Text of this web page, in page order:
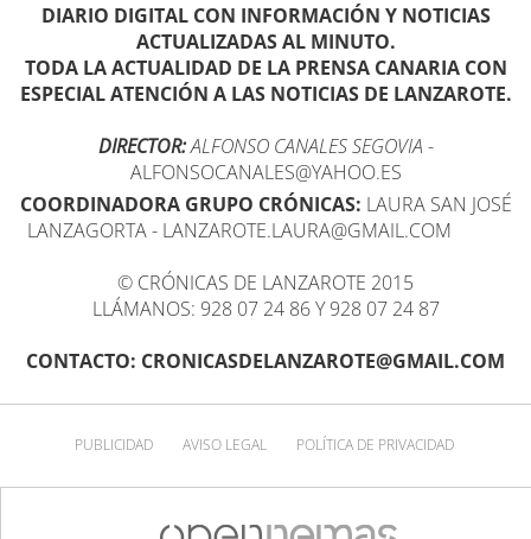
DIARIO DIGITAL CON INFORMACIÓN Y NOTICIAS
ACTUALIZADAS AL MINUTO.
TODA LA ACTUALIDAD DE LA PRENSA CANARIA CON
ESPECIAL ATENCIÓN A LAS NOTICIAS DE LANZAROTE.
DIRECTOR:ALFONSO CANALES SEGOVIA -
ALFONSOCANALES@YAHOO.ES
COORDINADORA GRUPO CRÓNICAS: LAURA SAN JOSÉ
LANZAGORTA - LANZAROTE.LAURA@GMAIL.COM
© CRÓNICAS DE LANZAROTE 2015
LLÁMANOS: 928 07 24 86 Y 928 07 24 87
CONTACTO: CRONICASDELANZAROTE@GMAIL.COM
PUBLICIDAD AVISO LEGAL POLÍTICA DE PRIVACIDAD